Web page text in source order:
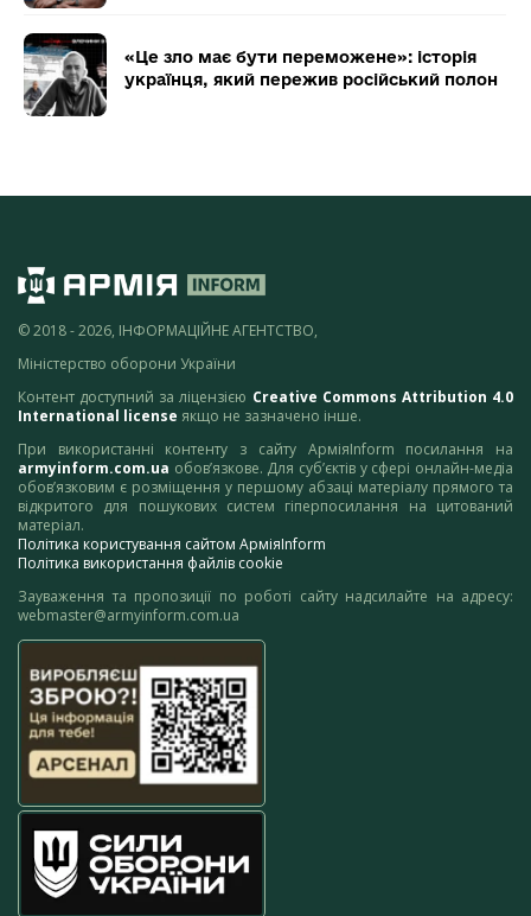
«Це зло має бути переможене»: історія
українця, який пережив російський полон
© 2018 - 2026, ІНФОРМАЦІЙНЕ АГЕНТСТВО,
Міністерство оборони України
Контент доступний за ліцензією Creative Commons Attribution 4.0
International license якщо не зазначено інше.
При використанні контенту з сайту АрміяInform посилання на
armyinform.com.ua обов’язкове. Для суб’єктів у сфері онлайн-медіа
обов’язковим є розміщення у першому абзаці матеріалу прямого та
відкритого для пошукових систем гіперпосилання на цитований
матеріал.
Політика користування сайтом АрміяInform
Політика використання файлів cookie
Зауваження та пропозиції по роботі сайту надсилайте на адресу:
webmaster@armyinform.com.ua